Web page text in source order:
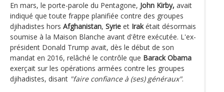
En mars, le porte-parole du Pentagone, John Kirby, avait
indiqué que toute frappe planifiée contre des groupes
djihadistes hors Afghanistan, Syrie et Irakétait désormais
soumise à la Maison Blanche avant d'être exécutée. L'ex-
président Donald Trump avait, dès le début de son
mandat en 2016, relâché le contrôle que Barack Obama
exerçait sur les opérations armées contre les groupes
djihadistes, disant "faire confiance à (ses) généraux".